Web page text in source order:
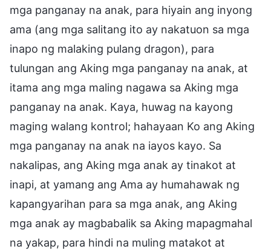
mga panganay na anak, para hiyain ang inyong
ama (ang mga salitang ito ay nakatuon sa mga
inapo ng malaking pulang dragon), para
tulungan ang Aking mga panganay na anak, at
itama ang mga maling nagawa sa Aking mga
panganay na anak. Kaya, huwag na kayong
maging walang kontrol; hahayaan Ko ang Aking
mga panganay na anak na iayos kayo. Sa
nakalipas, ang Aking mga anak ay tinakot at
inapi, at yamang ang Ama ay humahawak ng
kapangyarihan para sa mga anak, ang Aking
mga anak ay magbabalik sa Aking mapagmahal
na yakap, para hindi na muling matakot at